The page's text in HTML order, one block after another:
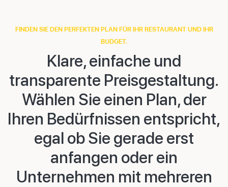
FINDEN SIE DEN PERFEKTEN PLAN FÜR IHR RESTAURANT UND IHR
BUDGET.
Klare, einfache und
transparente Preisgestaltung.
Wählen Sie einen Plan, der
Ihren Bedürfnissen entspricht,
egal ob Sie gerade erst
anfangen oder ein
Unternehmen mit mehreren